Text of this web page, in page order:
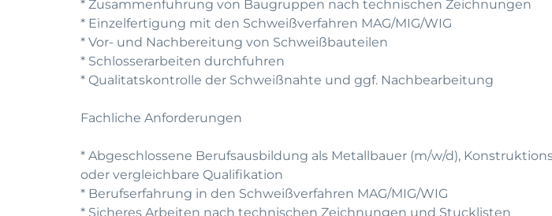
* Zusammenfuhrung von Baugruppen nach technischen Zeichnungen
* Einzelfertigung mit den Schweißverfahren MAG/MIG/WIG
* Vor- und Nachbereitung von Schweißbauteilen
* Schlosserarbeiten durchfuhren
* Qualitatskontrolle der Schweißnahte und ggf. Nachbearbeitung
Fachliche Anforderungen
* Abgeschlossene Berufsausbildung als Metallbauer (m/w/d),
oder vergleichbare Qualifikation
* Berufserfahrung in den Schweißverfahren MAG/MIG/WIG
* Sicheres Arbeiten nach technischen Zeichnungen und Stucklisten